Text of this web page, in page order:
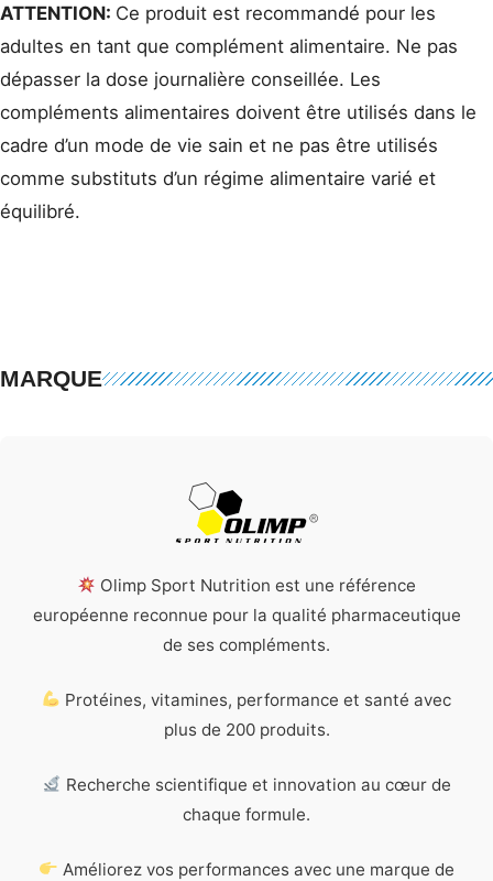
ATTENTION: Ce produit est recommandé pour les
adultes en tant que complément alimentaire. Ne pas
dépasser la dose journalière conseillée. Les
compléments alimentaires doivent être utilisés dans le
cadre d’un mode de vie sain et ne pas être utilisés
comme substituts d’un régime alimentaire varié et
équilibré.
MARQUE
Olimp Sport Nutrition est une référence
européenne reconnue pour la qualité pharmaceutique
de ses compléments.
Protéines, vitamines, performance et santé avec
plus de 200 produits.
Recherche scientifique et innovation au cœur de
chaque formule.
Améliorez vos performances avec une marque de